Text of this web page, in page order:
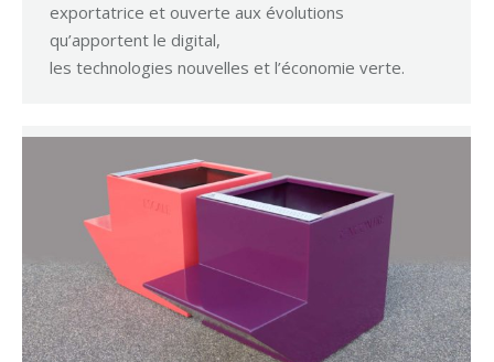
exportatrice et ouverte aux évolutions
qu’apportent le digital,
les technologies nouvelles et l’économie verte.